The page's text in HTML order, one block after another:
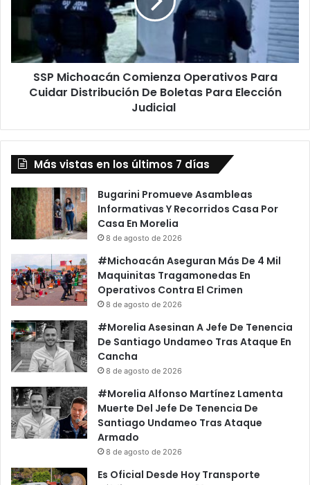
Cuidar
Boletas
Elección
SSP Michoacán Comienza Operativos Para
Cuidar Distribución De Boletas Para Elección
Judicial
Más vistas en los últimos 7 días
Bugarini Promueve Asambleas
Informativas Y Recorridos Casa Por
Casa En Morelia
8 de agosto de 2026
#Michoacán Aseguran Más De 4 Mil
Maquinitas Tragamonedas En
Operativos Contra El Crimen
8 de agosto de 2026
#Morelia Asesinan A Jefe De Tenencia
De Santiago Undameo Tras Ataque En
Cancha
8 de agosto de 2026
#Morelia Alfonso Martínez Lamenta
Muerte Del Jefe De Tenencia De
Santiago Undameo Tras Ataque
Armado
8 de agosto de 2026
Es Oficial Desde Hoy Transporte